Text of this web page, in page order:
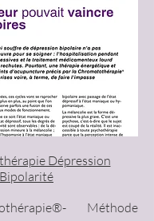
Dépression
Bipolarité
Méthode